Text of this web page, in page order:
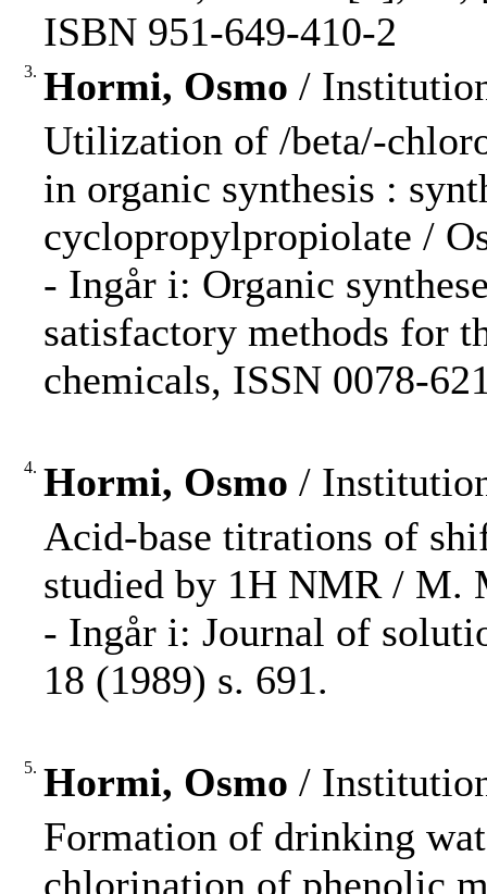
ISBN 951-649-410-2
3. Hormi, Osmo /
Utilization of /beta/-
in organic synthesis :
cyclopropylpropiolate /
- Ingår i: Organic
satisfactory methods for
chemicals, ISSN 0078-
4. Hormi, Osmo /
Acid-base titrations of
studied by 1H NMR / M.
- Ingår i: Journal of
18 (1989) s. 691.
5. Hormi, Osmo /
Formation of drinking
chlorination of phenolic